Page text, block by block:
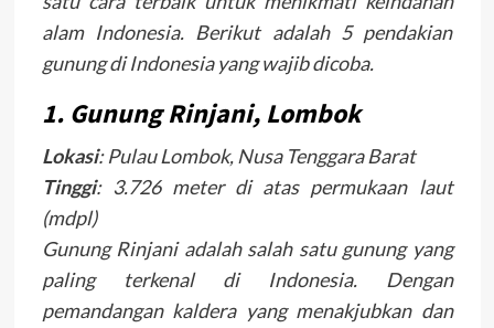
alam Indonesia. Berikut adalah 5 pendakian
gunung di Indonesia yang wajib dicoba.
1. Gunung Rinjani, Lombok
Lokasi: Pulau Lombok, Nusa Tenggara Barat
Tinggi: 3.726 meter di atas permukaan laut
(mdpl)
Gunung Rinjani adalah salah satu gunung yang
paling terkenal di Indonesia. Dengan
pemandangan kaldera yang menakjubkan dan